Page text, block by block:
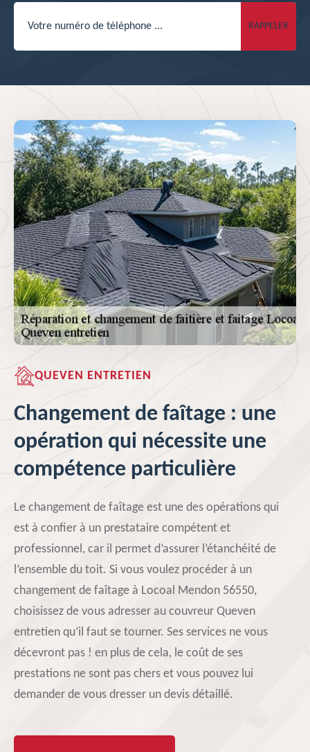
QUEVEN ENTRETIEN
Changement de faîtage : une
opération qui nécessite une
compétence particulière
Le changement de faîtage est une des opérations qui
est à confier à un prestataire compétent et
professionnel, car il permet d’assurer l’étanchéité de
l’ensemble du toit. Si vous voulez procéder à un
changement de faîtage à Locoal Mendon 56550,
choisissez de vous adresser au couvreur Queven
entretien qu’il faut se tourner. Ses services ne vous
décevront pas ! en plus de cela, le coût de ses
prestations ne sont pas chers et vous pouvez lui
demander de vous dresser un devis détaillé.